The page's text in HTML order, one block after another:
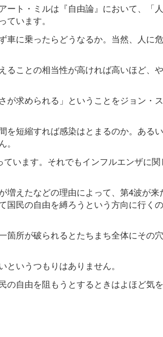
ート・ミルは『自由論』において、「
います。
車に乗ったらどうなるか。当然、人に
ることの相当性が高ければ高いほど、
が求められる」ということをジョン・
を短縮すれば感染はとまるのか。ある
います。それでもインフルエンザに関
増えたなどの理由によって、第4波が来
国民の自由を縛ろうという方向に行く
箇所が破られるとたちまち全体にその
いうつもりはありません。
の自由を阻もうとするときはよほど気